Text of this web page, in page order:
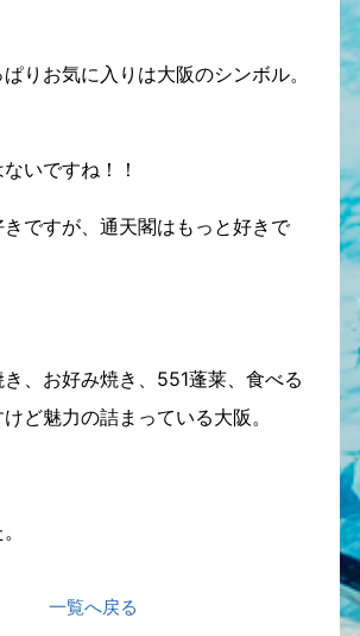
りお気に入りは大阪のシンボル。
いですね！！
ですが、通天閣はもっと好きで
、お好み焼き、551蓬莱、食べる
ど魅力の詰まっている大阪。
一覧へ戻る